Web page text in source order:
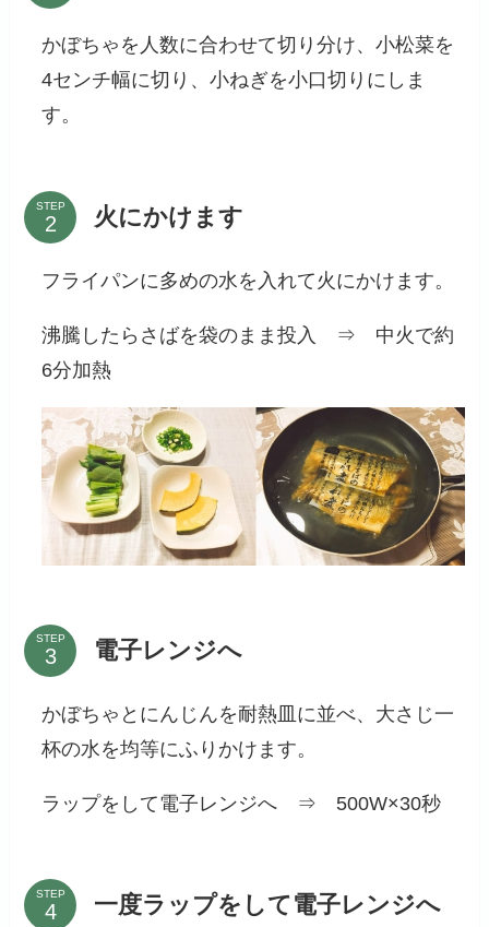
かぼちゃを人数に合わせて切り分け、小松菜を
4センチ幅に切り、小ねぎを小口切りにしま
す。
STEP 火にかけます
フライパンに多めの水を入れて火にかけます。
沸騰したらさばを袋のまま投入 ⇒ 中火で約
6分加熱
STEP 電子レンジへ
かぼちゃとにんじんを耐熱皿に並べ、大さじ一
杯の水を均等にふりかけます。
ラップをして電子レンジへ ⇒ 500W×30秒
STEP 一度ラップをして電子レンジへ